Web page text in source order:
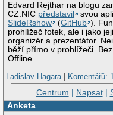
Edvard Rejthar na blogu
CZ.NIC představil
svou
SlideRshow
(GitHub ).
prohlížeč fotek, ale i jako
organizér a prezentátor.
běží přímo v prohlížeči.
Offline.
Ladislav Hagara| Komentářů:
Centrum | Napsat|
Anketa